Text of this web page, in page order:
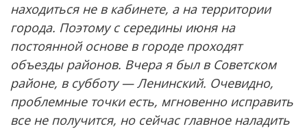
находиться не в кабинете, а на территории
города. Поэтому с середины июня на
постоянной основе в городе проходят
объезды районов. Вчера я был в Советском
районе, в субботу — Ленинский. Очевидно,
проблемные точки есть, мгновенно исправить
все не получится, но сейчас главное наладить